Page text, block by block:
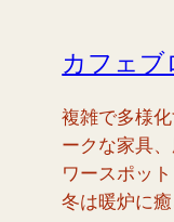
カフェブ
複雑で多様
ークな家具
ワースポッ
冬は暖炉に